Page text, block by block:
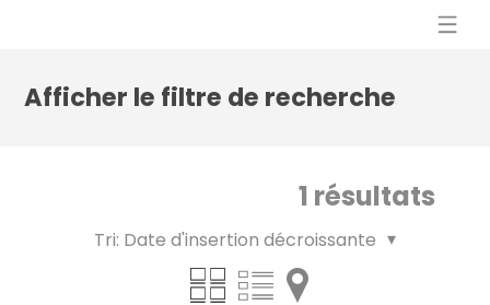
Afficher le filtre de recherche
1 résultats
Tri: Date d'insertion décroissante